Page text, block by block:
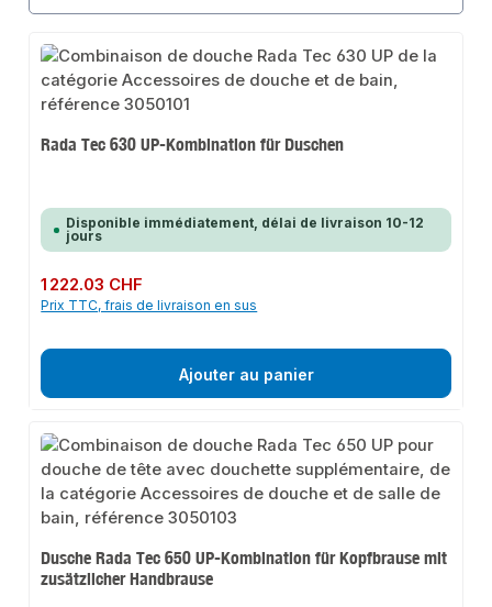
Rada Tec 630 UP-Kombination für Duschen
Disponible immédiatement, délai de livraison 10-12
jours
Prix régulier :
1 222.03 CHF
Prix TTC, frais de livraison en sus
Ajouter au panier
Dusche Rada Tec 650 UP-Kombination für Kopfbrause mit
zusätzlicher Handbrause